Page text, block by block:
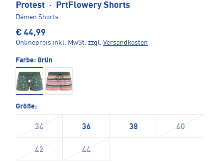
Protest · PrtFlowery Shorts
Damen Shorts
€ 44,99
Onlinepreis inkl. MwSt. zzgl. Versandkosten
Farbe: Grün
Größe:
34 36 38 40
42 44